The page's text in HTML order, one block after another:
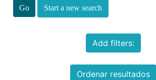
Start a new search
Add filters:
Ordenar resultados